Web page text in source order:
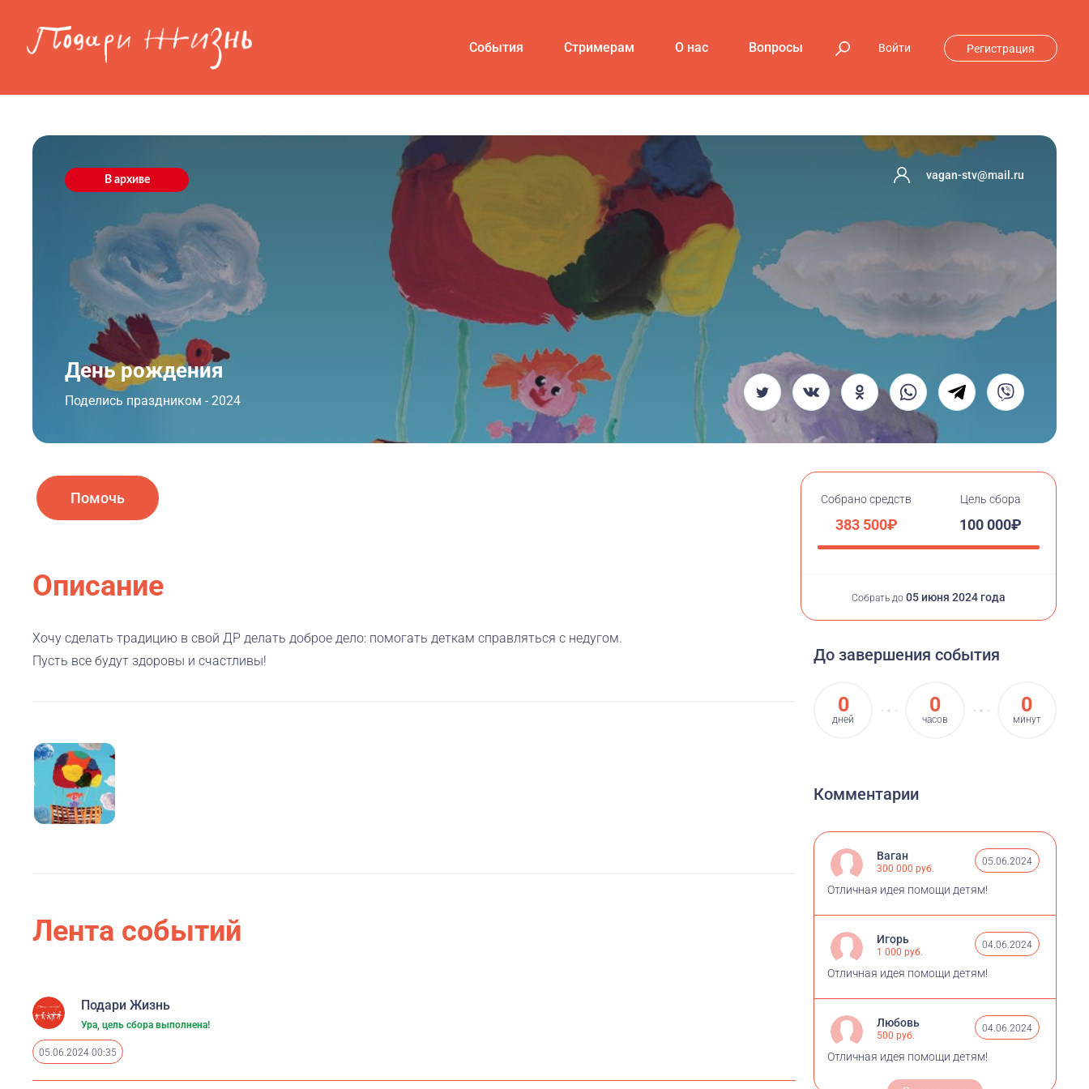
События Стримерам О нас Вопросы Войти Регистрация
В архиве vagan-stv@mail.ru
День рождения
Поделись праздником - 2024
Помочь
Описание
Хочу сделать традицию в свой ДР делать доброе дело: помогать деткам справляться с недугом.
Пусть все будут здоровы и счастливы!
Лента событий
Подари Жизнь
Ура, цель сбора выполнена!
05.06.2024 00:35
Собрано средств
383 500₽
Цель сбора
100 000₽
Собрать до 05 июня 2024 года
До завершения события
0
дней
0
часов
0
минут
Комментарии
Ваган
300 000 руб.
05.06.2024
Отличная идея помощи детям!
Игорь
1 000 руб.
04.06.2024
Отличная идея помощи детям!
Любовь
500 руб.
04.06.2024
Отличная идея помощи детям!